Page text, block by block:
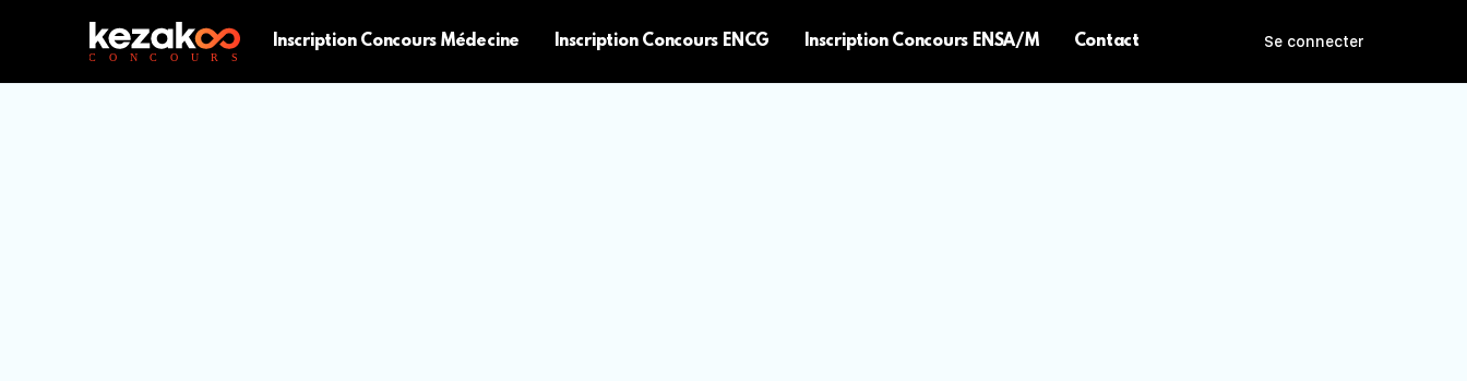
Inscription Concours Médecine Inscription Concours ENCG Inscription Concours ENSA/M Contact Se connecter